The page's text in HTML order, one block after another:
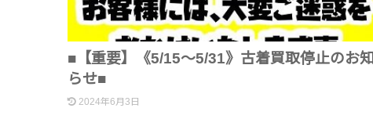
■【重要】《5/15～5/31》古着買取停止のお知
らせ■
2024年6月3日